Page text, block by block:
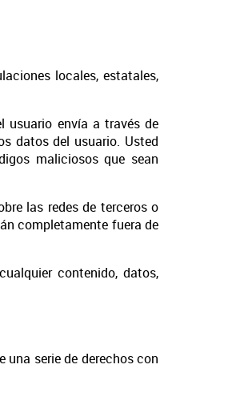
locales, estatales,
usuario envía a través de
datos del usuario. Usted
maliciosos que sean
las redes de terceros o
completamente fuera de
contenido, datos,
una serie de derechos con